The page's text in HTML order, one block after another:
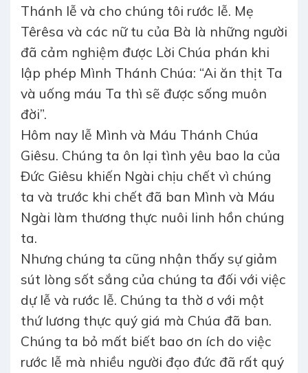
Thánh lễ và cho chúng tôi rước lễ. Mẹ
Têrêsa và các nữ tu của Bà là những người
đã cảm nghiệm được Lời Chúa phán khi
lập phép Mình Thánh Chúa: “Ai ăn thịt Ta
và uống máu Ta thì sẽ được sống muôn
đời”.
Hôm nay lễ Mình và Máu Thánh Chúa
Giêsu. Chúng ta ôn lại tình yêu bao la của
Đức Giêsu khiến Ngài chịu chết vì chúng
ta và trước khi chết đã ban Mình và Máu
Ngài làm thương thực nuôi linh hồn chúng
ta.
Nhưng chúng ta cũng nhận thấy sự giảm
sút lòng sốt sắng của chúng ta đối với việc
dự lễ và rước lễ. Chúng ta thờ ơ với một
thứ lương thực quý giá mà Chúa đã ban.
Chúng ta bỏ mất biết bao ơn ích do việc
rước lễ mà nhiều người đạo đức đã rất quý